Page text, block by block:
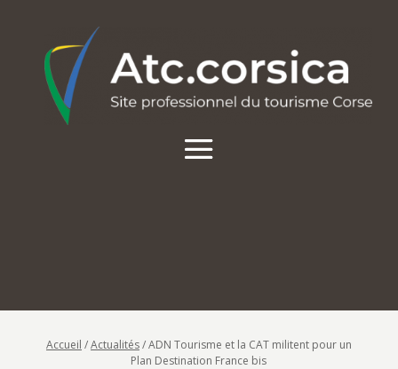
Accueil /Actualités/ADN Tourisme et la CAT militent pour un
Plan Destination France bis